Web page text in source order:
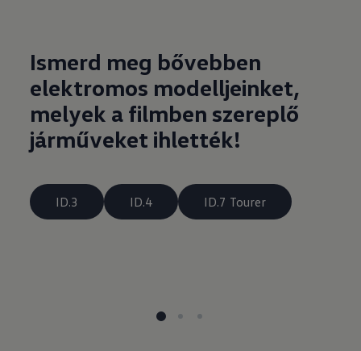
Ismerd meg bővebben
elektromos modelljeinket,
melyek a filmben szereplő
járműveket ihlették!
ID.3 ID.4 ID.7 Tourer